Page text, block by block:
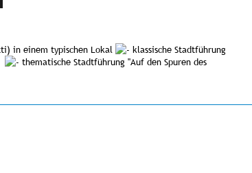
in einem typischen Lokal
klassische Stadtführung
thematische Stadtführung "Auf den Spuren des